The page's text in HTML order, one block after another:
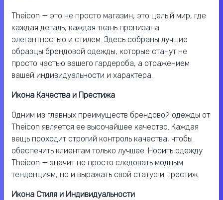
Theicon — это не просто магазин, это целый мир, где
каждая деталь, каждая ткань пронизана
элегантностью и стилем. Здесь собраны лучшие
образцы брендовой одежды, которые станут не
просто частью вашего гардероба, а отражением
вашей индивидуальности и характера.
Икона Качества и Престижа
Одним из главных преимуществ брендовой одежды от
Theicon является ее высочайшее качество. Каждая
вещь проходит строгий контроль качества, чтобы
обеспечить клиентам только лучшее. Носить одежду
Theicon — значит не просто следовать модным
тенденциям, но и выражать свой статус и престиж.
Икона Стиля и Индивидуальности